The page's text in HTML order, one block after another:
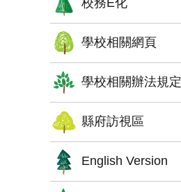
學校相關網頁
學校相關辦法規定
縣府訪視區
English Version